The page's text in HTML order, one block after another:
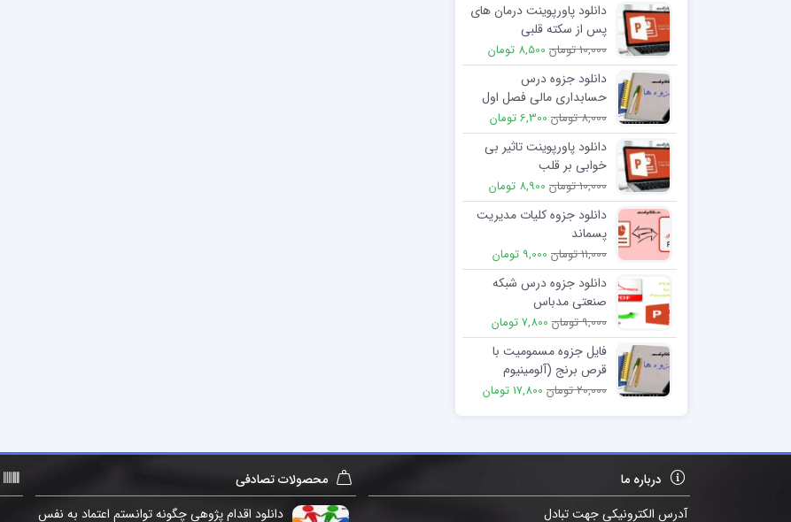
دانلود پاورپوینت درمان های
پس از سکته قلبی
10,000 تومان 8,500 تومان
دانلود جزوه درس
حسابداری مالی فصل اول
حسابداري و گزارشگري مالي
8,000 تومان 6,300 تومان
دانلود پاورپوینت تاثیر بی
خوابی بر قلب
10,000 تومان 8,900 تومان
دانلود جزوه کلیات مدیریت
پسماند
11,000 تومان 9,000 تومان
دانلود جزوه درس شبکه
صنعتی مدباس
9,000 تومان 7,800 تومان
فایل جزوه مسمومیت با
قرص برنج (آلومینیوم
فسفید)
20,000 تومان 17,800 تومان
درباره ما
آدرس الکترونیکی جهت تبادل
محصولات تصادفی
دانلود اقدام پژوهی چگونه توانستم اعتماد به نفس